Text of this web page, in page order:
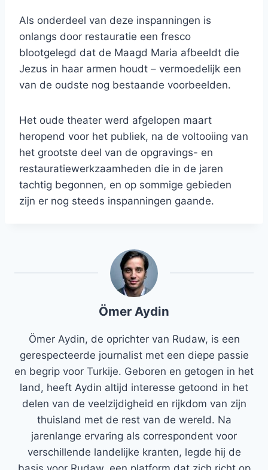
Als onderdeel van deze inspanningen is
onlangs door restauratie een fresco
blootgelegd dat de Maagd Maria afbeeldt die
Jezus in haar armen houdt – vermoedelijk een
van de oudste nog bestaande voorbeelden.
Het oude theater werd afgelopen maart
heropend voor het publiek, na de voltooiing van
het grootste deel van de opgravings- en
restauratiewerkzaamheden die in de jaren
tachtig begonnen, en op sommige gebieden
zijn er nog steeds inspanningen gaande.
Ömer Aydin
Ömer Aydin, de oprichter van Rudaw, is een
gerespecteerde journalist met een diepe passie
en begrip voor Turkije. Geboren en getogen in het
land, heeft Aydin altijd interesse getoond in het
delen van de veelzijdigheid en rijkdom van zijn
thuisland met de rest van de wereld. Na
jarenlange ervaring als correspondent voor
verschillende landelijke kranten, legde hij de